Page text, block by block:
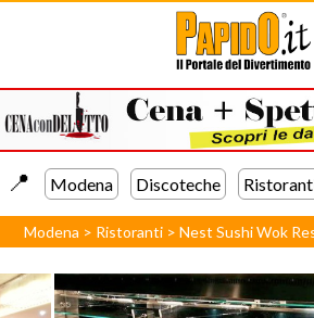
📍️ Modena Discoteche
Modena > Ristoranti >Nest Sushi Wok